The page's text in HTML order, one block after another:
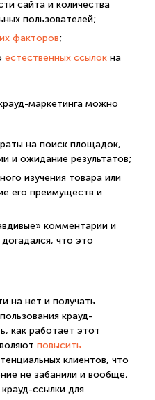
сайта и количества
пользователей;
факторов;
естественных ссылокна
маркетинга можно
на поиск площадок,
и ожидание результатов;
изучения товара или
его преимуществ и
комментарии и
что это
на нет и получать
крауд-
как работает этот
повысить
клиентов, что
не забанили и вообще,
ссылки для